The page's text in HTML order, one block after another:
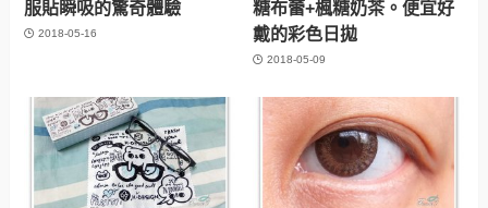
服貼瞬吸的驚奇體驗
2018-05-16
糖布蕾+楓糖奶茶。便宜好
戴的彩色日拋
2018-05-09